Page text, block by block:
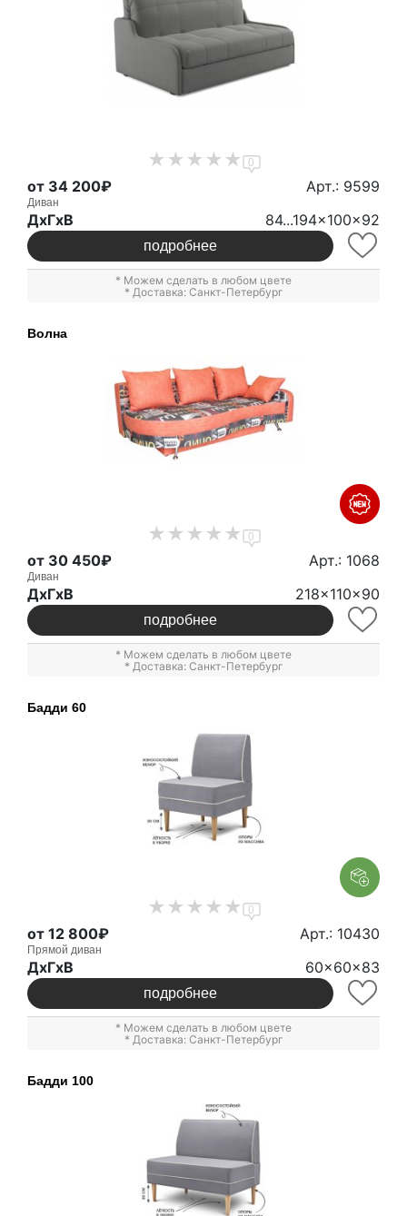
0
от 34 200₽ Арт.: 9599
Диван
ДxГxВ 84...194x100x92
подробнее
* Можем сделать в любом цвете
* Доставка: Санкт-Петербург
Волна
0
от 30 450₽ Арт.: 1068
Диван
ДxГxВ 218x110x90
подробнее
* Можем сделать в любом цвете
* Доставка: Санкт-Петербург
Бадди 60
0
от 12 800₽ Арт.: 10430
Прямой диван
ДxГxВ 60x60x83
подробнее
* Можем сделать в любом цвете
* Доставка: Санкт-Петербург
Бадди 100